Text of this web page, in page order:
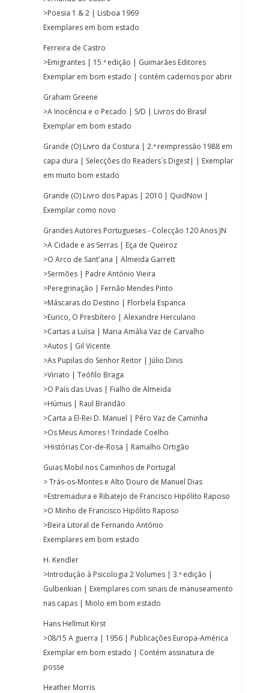
>Poesia 1 & 2 | Lisboa 1969
Exemplares em bom estado
Ferreira de Castro
>Emigrantes | 15.ª edição | Guimarães Editores
Exemplar em bom estado | contém cadernos por abrir
Graham Greene
>A Inocência e o Pecado | S/D | Livros do Brasil
Exemplar em bom estado
Grande (O) Livro da Costura | 2.ª reimpressão 1988 em
capa dura | Selecções do Readers´s Digest| | Exemplar
em muito bom estado
Grande (O) Livro dos Papas | 2010 | QuidNovi |
Exemplar como novo
Grandes Autores Portugueses - Colecção 120 Anos JN
>A Cidade e as Serras | Eça de Queiroz
>O Arco de Sant'ana | Almeida Garrett
>Sermões | Padre António Vieira
>Peregrinação | Fernão Mendes Pinto
>Máscaras do Destino | Florbela Espanca
>Eurico, O Presbítero | Alexandre Herculano
>Cartas a Luísa | Maria Amália Vaz de Carvalho
>Autos | Gil Vicente
>As Pupilas do Senhor Reitor | Júlio Dinis
>Viriato | Teófilo Braga
>O País das Uvas | Fialho de Almeida
>Húmus | Raul Brandão
>Carta a El-Rei D. Manuel | Pêro Vaz de Caminha
>Os Meus Amores ! Trindade Coelho
>Histórias Cor-de-Rosa | Ramalho Ortigão
Guias Mobil nos Caminhos de Portugal
> Trás-os-Montes e Alto Douro de Manuel Dias
>Estremadura e Ribatejo de Francisco Hipólito Raposo
>O Minho de Francisco Hipólito Raposo
>Beira Litoral de Fernando António
Exemplares em bom estado
H. Kendler
>Introdução à Psicologia 2 Volumes | 3.ª edição |
Gulbenkian | Exemplares com sinais de manuseamento
nas capas | Miolo em bom estado
Hans Hellmut Kirst
>08/15 A guerra | 1956 | Publicações Europa-América
Exemplar em bom estado | Contém assinatura de
posse
Heather Morris